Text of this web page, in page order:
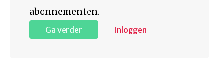
abonnementen.
Ga verder Inloggen